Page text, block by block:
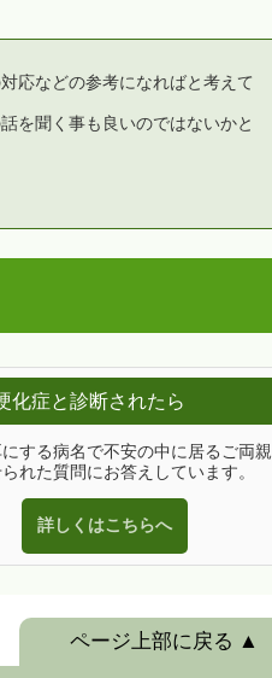
応などの参考になればと考えて
を聞く事も良いのではないかと
化症と診断されたら
する病名で不安の中に居るご両親
れた質問にお答えしています。
詳しくはこちらへ
ページ上部に戻る ▲